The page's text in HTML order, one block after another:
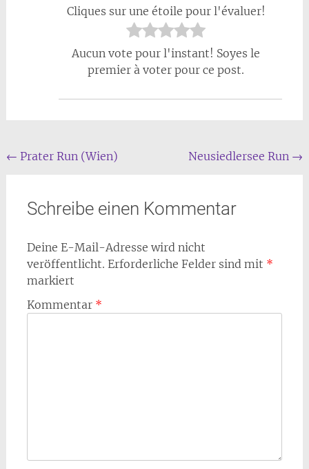
Cliques sur une étoile pour l'évaluer!
Aucun vote pour l'instant! Soyes le
premier à voter pour ce post.
Beitrags
← Prater Run (Wien) Neusiedlersee Run →
Schreibe einen Kommentar
Deine E-Mail-Adresse wird nicht
veröffentlicht. Erforderliche Felder sind mit *
markiert
Kommentar *